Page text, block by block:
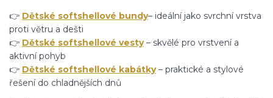
👉 Dětské softshellové bundy– ideální jako svrchní vrstva
proti větru a dešti
👉 Dětské softshellové vesty– skvělé pro vrstvení a
aktivní pohyb
👉 Dětské softshellové kabátky– praktické a stylové
řešení do chladnějších dnů